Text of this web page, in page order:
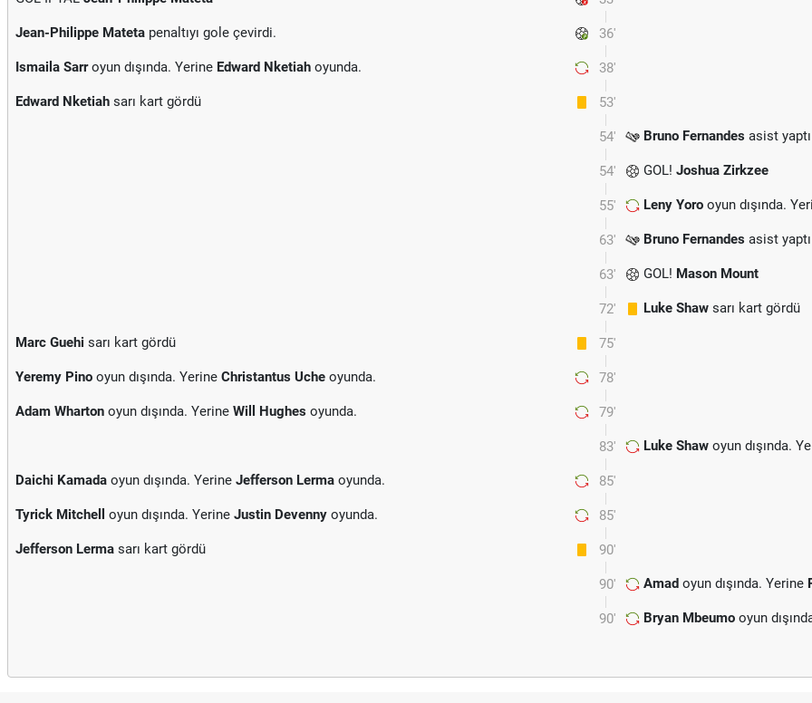
36'
Jean-Philippe Mateta penaltıyı gole çevirdi.
38'
Ismaila Sarroyun dışında. Yerine Edward Nketiah oyunda.
53'
Edward Nketiah sarı kart gördü
54' Bruno Fernandes asist
54' GOL! Joshua Zirkzee
55' Leny Yoro oyun dışında.
63' Bruno Fernandes asist
63' GOL! Mason Mount
72' Luke Shaw sarı kart gördü
75'
Marc Guehi sarı kart gördü
78'
Yeremy Pino oyun dışında. Yerine Christantus Uche oyunda.
79'
Adam Wharton oyun dışında. Yerine Will Hughes oyunda.
83' Luke Shaw oyun dışında.
85'
Daichi Kamada oyun dışında. Yerine Jefferson Lerma oyunda.
85'
Tyrick Mitchell oyun dışında. Yerine Justin Devenny oyunda.
90'
Jefferson Lerma sarı kart gördü
90' Amad oyun dışında. Yerine
90' Bryan Mbeumo oyun